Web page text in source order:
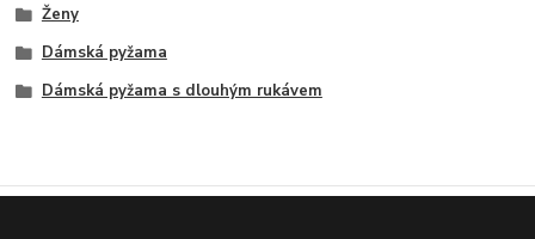
Ženy
Dámská pyžama
Dámská pyžama s dlouhým rukávem